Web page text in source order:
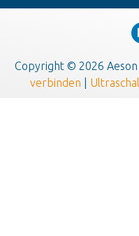
Copyright © 2026 Aeson
verbinden